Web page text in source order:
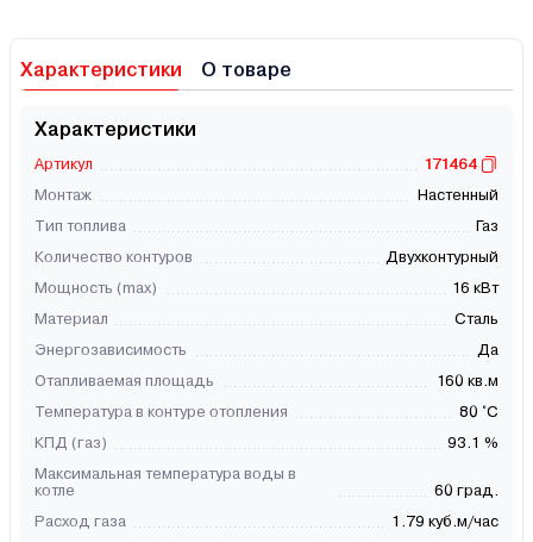
Характеристики О товаре
Характеристики
Артикул
171464
Монтаж
Настенный
Тип топлива
Газ
Количество контуров
Двухконтурный
Мощность (max)
16 кВт
Материал
Сталь
Энергозависимость
Да
Отапливаемая площадь
160 кв.м
Температура в контуре отопления
80 °C
КПД (газ)
93.1 %
Максимальная температура воды в
котле
60 град.
Расход газа
1.79 куб.м/час